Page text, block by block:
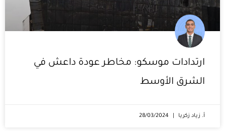
ارتدادات موسكو: مخاطر عودة داعش في
الشرق الأوسط
أ. زياد زكريا